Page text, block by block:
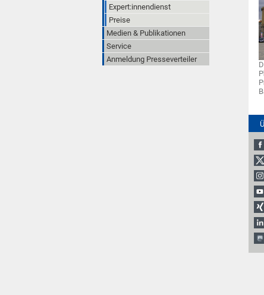
Expert:innendienst
Preise
Medien & Publikationen
Service
Anmeldung Presseverteiler